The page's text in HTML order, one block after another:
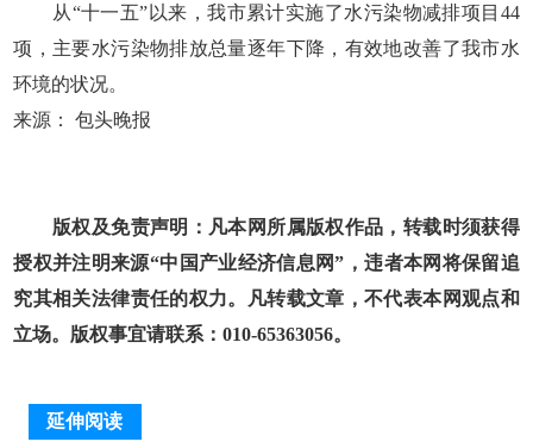
从“十一五”以来，我市累计实施了水污染物减排项目44
项，主要水污染物排放总量逐年下降，有效地改善了我市水
环境的状况。
来源： 包头晚报
版权及免责声明：凡本网所属版权作品，转载时须获得
授权并注明来源“中国产业经济信息网”，违者本网将保留追
究其相关法律责任的权力。凡转载文章，不代表本网观点和
立场。版权事宜请联系：010-65363056。
延伸阅读